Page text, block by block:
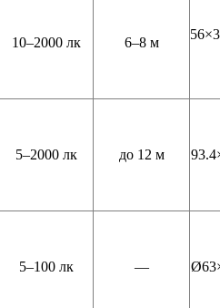
10–2000 лк 6–8 м
5–2000 лк до 12 м
5–100 лк —